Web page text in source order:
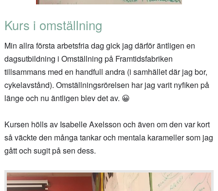
Kurs i omställning
Min allra första arbetsfria dag gick jag därför äntligen en
dagsutbildning i Omställning på Framtidsfabriken
tillsammans med en handfull andra (i samhället där jag bor,
cykelavstånd). Omställningsrörelsen har jag varit nyfiken på
länge och nu äntligen blev det av. 😀
Kursen hölls av Isabelle Axelsson och även om den var kort
så väckte den många tankar och mentala karameller som jag
gått och sugit på sen dess.